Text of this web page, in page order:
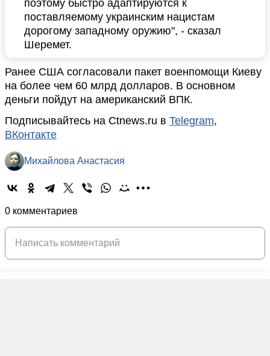
поэтому быстро адаптируются к
поставляемому украинским нацистам
дорогому западному оружию", - сказал
Шеремет.
Ранее США согласовали пакет военпомощи Киеву
на более чем 60 млрд долларов. В основном
деньги пойдут на американский ВПК.
Подписывайтесь на Ctnews.ru в Telegram,
ВКонтакте
Михайлова Анастасия
0 комментариев